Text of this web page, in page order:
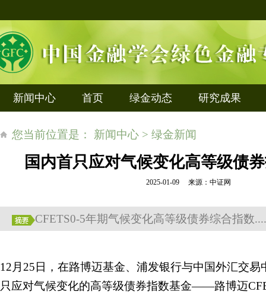
新闻中心 首页 绿金动态 研究成果
您当前位置是： 新闻中心 > 绿金新闻
国内首只应对气候变化高等级债
2025-01-09 来源：中证网
CFETS0-5年期气候变化高等级债券综合指数....
12月25日，在路博迈基金、浦发银行与中国外汇交
只应对气候变化的高等级债券指数基金——路博迈